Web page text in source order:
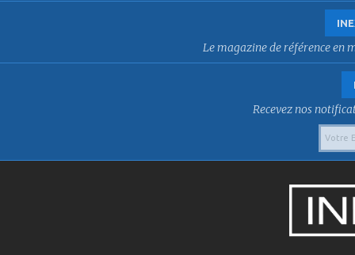
Le magazine de référence en
Recevez nos